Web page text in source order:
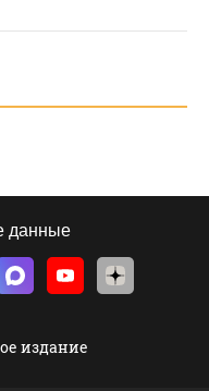
данные
издание